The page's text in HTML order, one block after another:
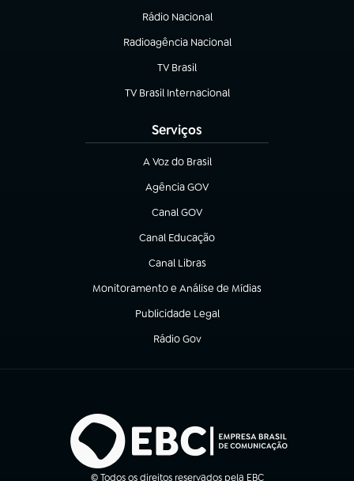
Rádio Nacional
(abre em nova aba)
Radioagência Nacional
(abre em nova aba)
TV Brasil
(abre em nova aba)
TV Brasil Internacional
(abre em nova aba)
Serviços
A Voz do Brasil
(abre em nova aba)
Agência GOV
(abre em nova aba)
Canal GOV
(abre em nova aba)
Canal Educação
(abre em nova aba)
Canal Libras
(abre em nova aba)
Monitoramento e Análise de Mídias
(abre em nova aba)
Publicidade Legal
(abre em nova aba)
Rádio Gov
(abre em nova aba)
© Todos os direitos reservados pela EBC